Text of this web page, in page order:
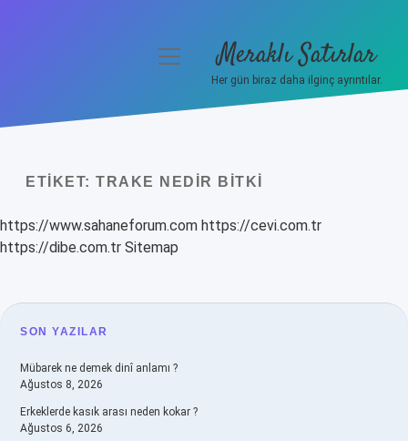
Hakkımızda
menüyü
Meraklı Satırlar
Her gün biraz daha ilginç ayrıntılar.
ETIKET: TRAKE NEDIR BITKI
https://www.sahaneforum.com https://cevi.com.tr
https://dibe.com.tr Sitemap
SIDEBAR
SON YAZILAR
Mübarek ne demek dinî anlamı ?
Ağustos 8, 2026
Erkeklerde kasık arası neden kokar ?
Ağustos 6, 2026